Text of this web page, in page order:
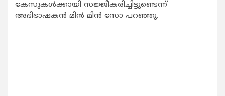
കേസുകള്‍ക്കായി സജ്ജീകരിച്ചിട്ടുണ്ടെന്ന്
അഭിഭാഷകന്‍ മിന്‍ മിന്‍ സോ പറഞ്ഞു.